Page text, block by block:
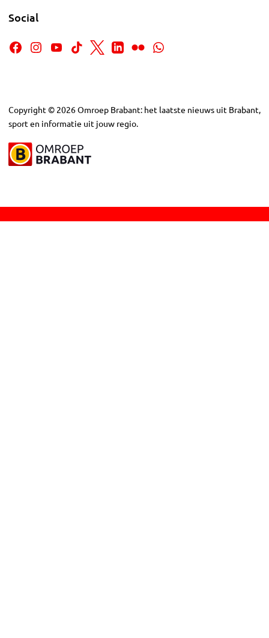
Social
Copyright © 2026Omroep Brabant: het laatste nieuws uit Brabant,
sport en informatie uit jouw regio.